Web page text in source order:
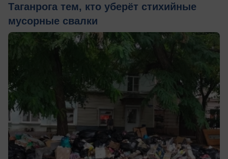
Таганрога тем, кто уберёт стихийные
мусорные свалки